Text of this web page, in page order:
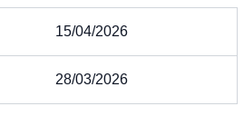
15/04/2026
28/03/2026